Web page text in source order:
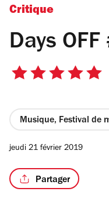
Critique
Days
5
étoiles
Musique, Festival de
jeudi 21 février 2019
Partager